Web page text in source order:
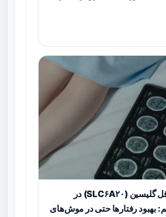
مهارگر جدیدِ ناقل گلیسین (SLC۶A۲۰) در
بهبود رفتارها حتی در موش‌های